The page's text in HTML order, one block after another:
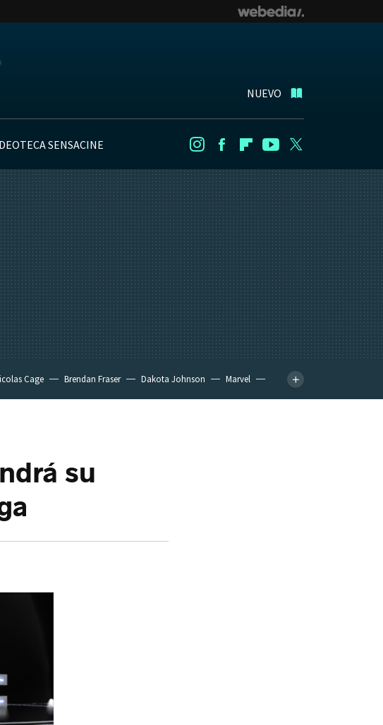
NUEVO
SENSACINE InstagramFacebookFlipboard
Youtube
Cage Brendan Fraser Dakota Johnson
Marvel
su